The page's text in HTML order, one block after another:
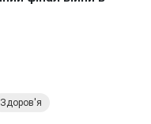
Здоров'я